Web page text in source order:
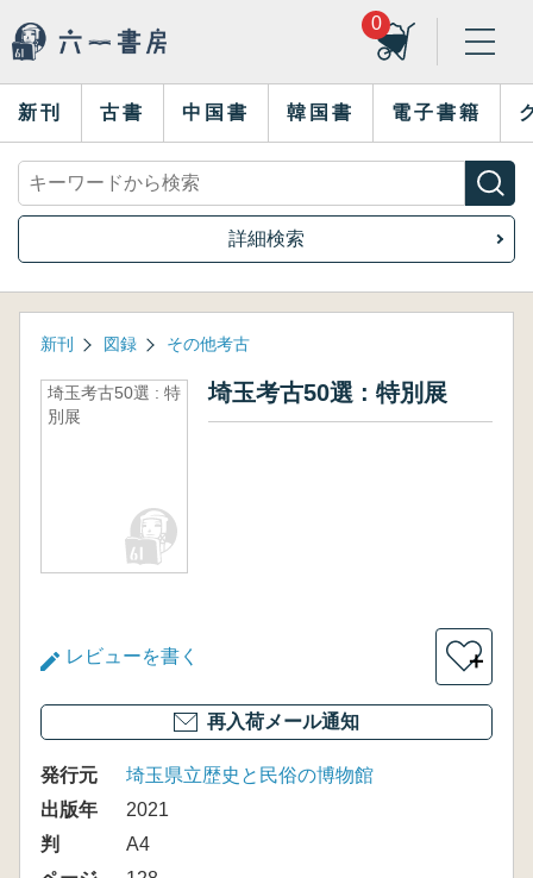
0
新刊 古書 中国書 韓国書 電子書籍
詳細検索
新刊 図録 その他考古
埼玉考古50選 : 特
別展
埼玉考古50選 : 特別展
レビューを書く ＋
再入荷メール通知
発行元
埼玉県立歴史と民俗の博物館
出版年
2021
判
A4